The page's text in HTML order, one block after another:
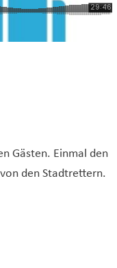
Gästen. Einmal den
den Stadtrettern.